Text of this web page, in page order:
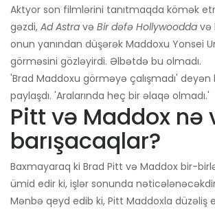
Aktyor son filmlərini tanıtmaqda kömək
gəzdi, Ad Astra və Bir dəfə Hollywoodda və
onun yanından düşərək Maddoxu Yonsei
görməsini gözləyirdi. Əlbətdə bu olmadı.
'Brad Maddoxu görməyə çalışmadı'
paylaşdı. 'Aralarında heç bir əlaqə olmadı.'
Pitt və Maddox nə
barışacaqlar?
Baxmayaraq ki Brad Pitt və Maddox bir-
ümid edir ki, işlər sonunda
Mənbə qeyd edib ki, Pitt Maddoxla düzəliş